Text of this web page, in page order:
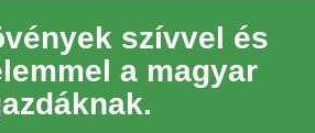
szívvel és
a magyar